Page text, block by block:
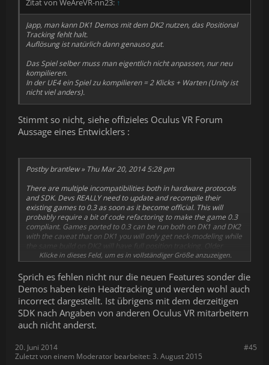
Zitat von WeAreVR-nn23: ↑
Japp, man kann DK1 Demos mit dem DK2 nutzen, das Positional
Tracking fehlt halt.
Auflösung ist natürlich dann genauso gut.
Das Spiel selber muss man eigentlich nicht anpassen, nur neu
kompilieren.
In der UE4 ein Spiel zu kompilieren = 2 Klicks + Warten (Unity ist
nicht viel anders).
Stimmt so nicht, siehe offizieles Oculus VR Forum
Aussage eines Entwicklers :
Postby brantlew » Thu Mar 20, 2014 5:28 pm
There are multiple incompatibilities both in hardware protocols
and SDK. Devs REALLY need to update and recompile their
existing games to 0.3 as soon as it become official. This will
probably require a bit of code refactoring to make the game 0.3
compliant. Games ported to 0.3 can be run both on DK1 and DK2
with the caveat that on DK1 you will only get neck-modeling while
the same build on DK2 will have full position tracking. Older
games compiled with 0.2.5 will not run on DK2.They will
probably not crash, but hardware negotiation will fail and
the app will not be displayed properly or have any head
tracking.
As Michael Antonov stated in his GDC talk, an early preview of 0.3
is scheduled in a couple of weeks with beta versions coming soon
after. The hope is that starting in 0.3 we will be moving towards a
hardware versions. Certainly for CV1 we intend to support all
previous incarnations of the headset.
Klicke in dieses Feld, um es in vollständiger Größe anzuzeigen.
Sprich es fehlen nicht nur die neuen Features sonder die
Demos haben kein Headtracking und werden wohl auch
incorrect dargestellt. Ist übrigens mit dem derzeitigen
SDK nach Angaben von anderen Oculus VR mitarbeitern
auch nicht anderst.
#45
20. Juni 2014
Zuletzt von einem Moderator bearbeitet: 3. August 2015